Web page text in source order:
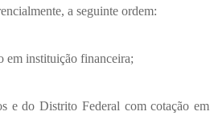
a seguinte ordem:
em instituição financeira;
e do Distrito Federal com cotação em